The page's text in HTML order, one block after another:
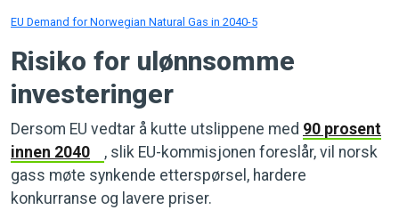
EU Demand for Norwegian Natural Gas in 2040-5
Risiko for ulønnsomme
investeringer
Dersom EU vedtar å kutte utslippene med 90 prosent
innen 2040
, slik EU-kommisjonen foreslår, vil norsk
gass møte synkende etterspørsel, hardere
konkurranse og lavere priser.